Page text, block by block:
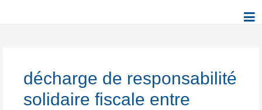
décharge de responsabilité
solidaire fiscale entre